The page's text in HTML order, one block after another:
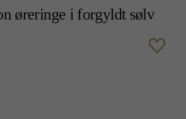
øreringe i forgyldt sølv